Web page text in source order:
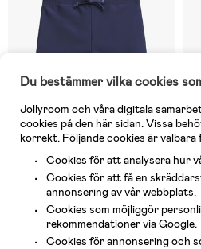
I lager
Nordbjørn Noto UV-Badbyxor,
Navy
Du bestämmer vilka cookies
Jollyroom och våra digitala
cookies på den här sidan. Vissa
korrekt. Följande cookies är valbara
Cookies för att analysera hur
Cookies för att få en
annonsering av vår webbplats.
Cookies som möjliggör
rekommendationer via Google.
Cookies för annonsering och